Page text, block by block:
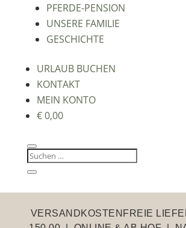
PFERDE-PENSION
UNSERE FAMILIE
GESCHICHTE
URLAUB BUCHEN
KONTAKT
MEIN KONTO
€0,00
VERSANDKOSTENFREIE